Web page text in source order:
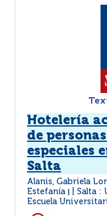
Hotelería
de
especiales
Salta
Alanis, Gabriela
Estefanía
Salta :
Escuela